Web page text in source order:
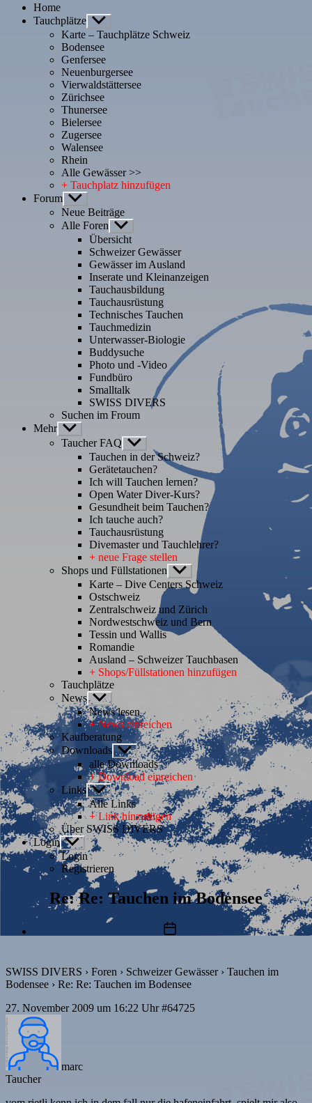
Home
Tauchplätze Untermenü
anzeigen
Karte – Tauchplätze Schweiz
Bodensee
Genfersee
Neuenburgersee
Vierwaldstättersee
Zürichsee
Thunersee
Bielersee
Zugersee
Walensee
Rhein
Alle Gewässer >>
+ Tauchplatz hinzufügen
Forum Untermenü
anzeigen
Neue Beiträge
Alle Foren Untermenü
anzeigen
Übersicht
Schweizer Gewässer
Gewässer im Ausland
Inserate und Kleinanzeigen
Tauchausbildung
Tauchausrüstung
Technisches Tauchen
Tauchmedizin
Unterwasser-Biologie
Buddysuche
Photo und -Video
Fundbüro
Smalltalk
SWISS DIVERS
Suchen im Froum
Mehr Untermenü
anzeigen
Taucher FAQ Untermenü
anzeigen
Tauchen in der Schweiz?
Gerätetauchen?
Ich will Tauchen lernen?
Open Water Diver-Kurs?
Gesundheit beim Tauchen?
Ich tauche auch?
Tauchausrüstung
Divemaster und Tauchlehrer?
+ neue Frage stellen
Shops und Füllstationen Untermenü
anzeigen
Karte – Dive Centers Schweiz
Ostschweiz
Zentralschweiz und Zürich
Nordwestschweiz und Bern
Tessin und Wallis
Romandie
Ausland – Schweizer Tauchbasen
+ Shops/Füllstationen hinzufügen
Tauchplätze
News Untermenü
anzeigen
News lesen
+ News einreichen
Kaufberatung
Downloads Untermenü
anzeigen
alle Downloads
+ Download einreichen
Links Untermenü
anzeigen
Alle Links
+ Link hinzufügen
Über SWISS DIVERS
Login Untermenü
anzeigen
Login
Registrieren
Re: Re: Tauchen im Bodensee
Beitragsdatum
SWISS DIVERS › Foren › Schweizer Gewässer › Tauchen im
Bodensee › Re: Re: Tauchen im Bodensee
27. November 2009 um 16:22 Uhr #64725
marc
Taucher